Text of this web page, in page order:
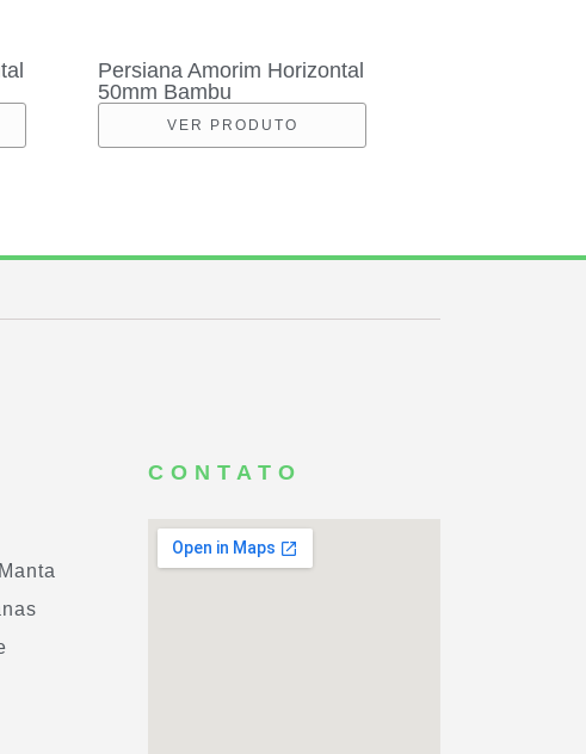
Persiana Amorim Horizontal
50mm Bambu
VER PRODUTO
CONTATO